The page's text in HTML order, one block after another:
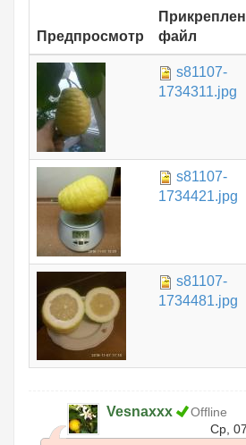
Предпросмотр
файл
s81107-
1734311.jpg
s81107-
1734421.jpg
s81107-
1734481.jpg
Vesnaxxx
Offline
Ср,